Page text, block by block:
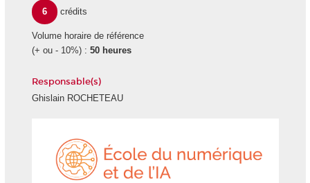
6
crédits
Volume horaire de référence
(+ ou - 10%) : 50 heures
Responsable(s)
Ghislain ROCHETEAU